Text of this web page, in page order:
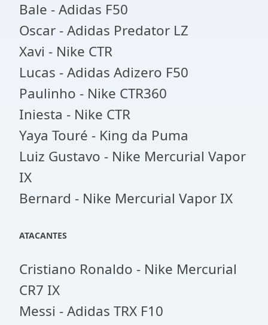
Bale - Adidas F50
Oscar - Adidas Predator LZ
Xavi - Nike CTR
Lucas - Adidas Adizero F50
Paulinho - Nike CTR360
Iniesta - Nike CTR
Yaya Touré - King da Puma
Luiz Gustavo - Nike Mercurial Vapor
IX
Bernard - Nike Mercurial Vapor IX
ATACANTES
Cristiano Ronaldo - Nike Mercurial
CR7 IX
Messi - Adidas TRX F10